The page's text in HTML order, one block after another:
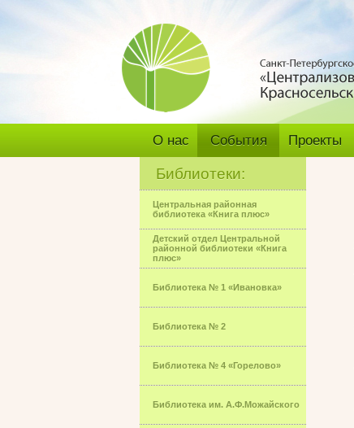
О нас События Проекты
Библиотеки:
Центральная районная
библиотека «Книга плюс»
Детский отдел Центральной
районной библиотеки «Книга
плюс»
Библиотека № 1 «Ивановка»
Библиотека № 2
Библиотека № 4 «Горелово»
Библиотека им. А.Ф.Можайского